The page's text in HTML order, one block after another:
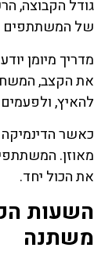
גודל הקבוצה,
של המשתתפים
מדריך מיומן
את הקצב,
להאיץ,
כאשר הדינמיקה
מאוזן.
את הכול יחד.
השעות
משתנה